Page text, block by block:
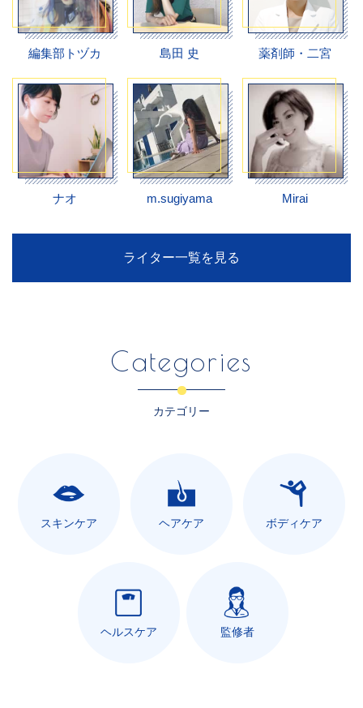
編集部トヅカ 島田 史 薬剤師・二宮
ナオ m.sugiyama Mirai
ライター一覧を見る
Categories
カテゴリー
スキンケア ヘアケア ボディケア
ヘルスケア 監修者